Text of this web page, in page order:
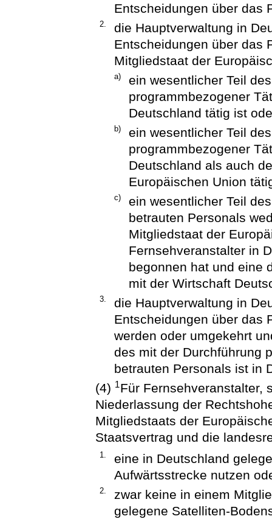
Entscheidungen über das
2.
die Hauptverwaltung in
Entscheidungen über das
Mitgliedstaat der
a)
ein wesentlicher Teil
programmbezogener
Deutschland tätig ist
b)
ein wesentlicher Teil
programmbezogener
Deutschland als auch
Europäischen Union
c)
ein wesentlicher Teil
betrauten Personals
Mitgliedstaat der
Fernsehveranstalter in
begonnen hat und eine
mit der Wirtschaft
3.
die Hauptverwaltung in
Entscheidungen über das
werden oder umgekehrt
des mit der Durchführung
betrauten Personals ist in
(4) 1Für Fernsehveranstalter,
Niederlassung der
Mitgliedstaats der
Staatsvertrag und die
1.
eine in Deutschland
Aufwärtsstrecke nutzen
2.
zwar keine in einem
gelegene Satelliten-